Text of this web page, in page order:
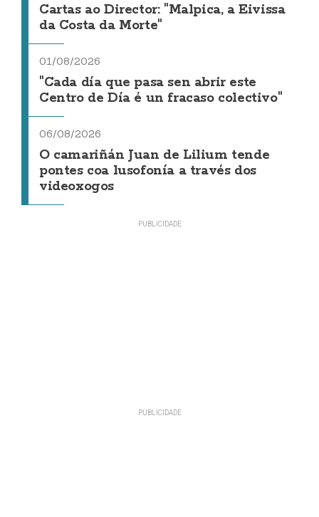
Cartas ao Director: "Malpica, a Eivissa
da Costa da Morte"
01/08/2026
"Cada día que pasa sen abrir este
Centro de Día é un fracaso colectivo"
06/08/2026
O camariñán Juan de Lilium tende
pontes coa lusofonía a través dos
videoxogos